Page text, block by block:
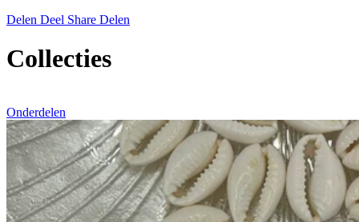
Delen Deel Share Delen
Collecties
Onderdelen